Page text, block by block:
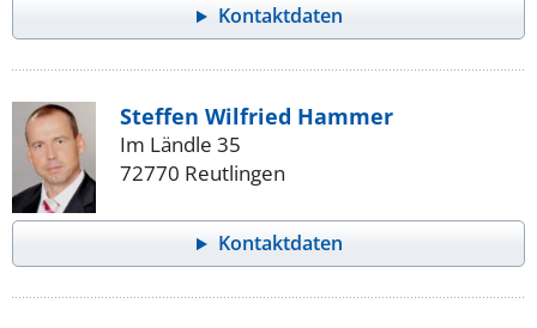
Kontaktdaten
Steffen Wilfried Hammer
Im Ländle 35
72770 Reutlingen
Kontaktdaten